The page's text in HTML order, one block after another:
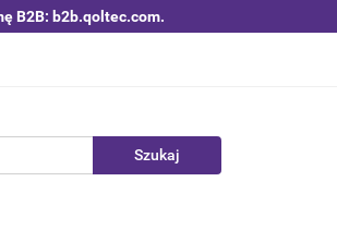
B2B: b2b.qoltec.com.
LTE 4G 5G